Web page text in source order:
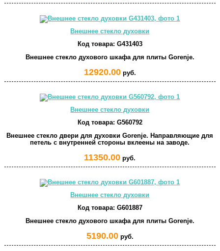
Внешнее стекло духовки
Код товара: G431403
Внешнее стекло духового шкафа для плиты Gorenje.
12920.00руб.
Внешнее стекло духовки
Код товара: G560792
Внешнее стекло двери для духовки Gorenje. Направляющие для
петель с внутренней стороны вклеены на заводе.
11350.00 руб.
Внешнее стекло духовки
Код товара: G601887
Внешнее стекло духового шкафа для плиты Gorenje.
5190.00руб.